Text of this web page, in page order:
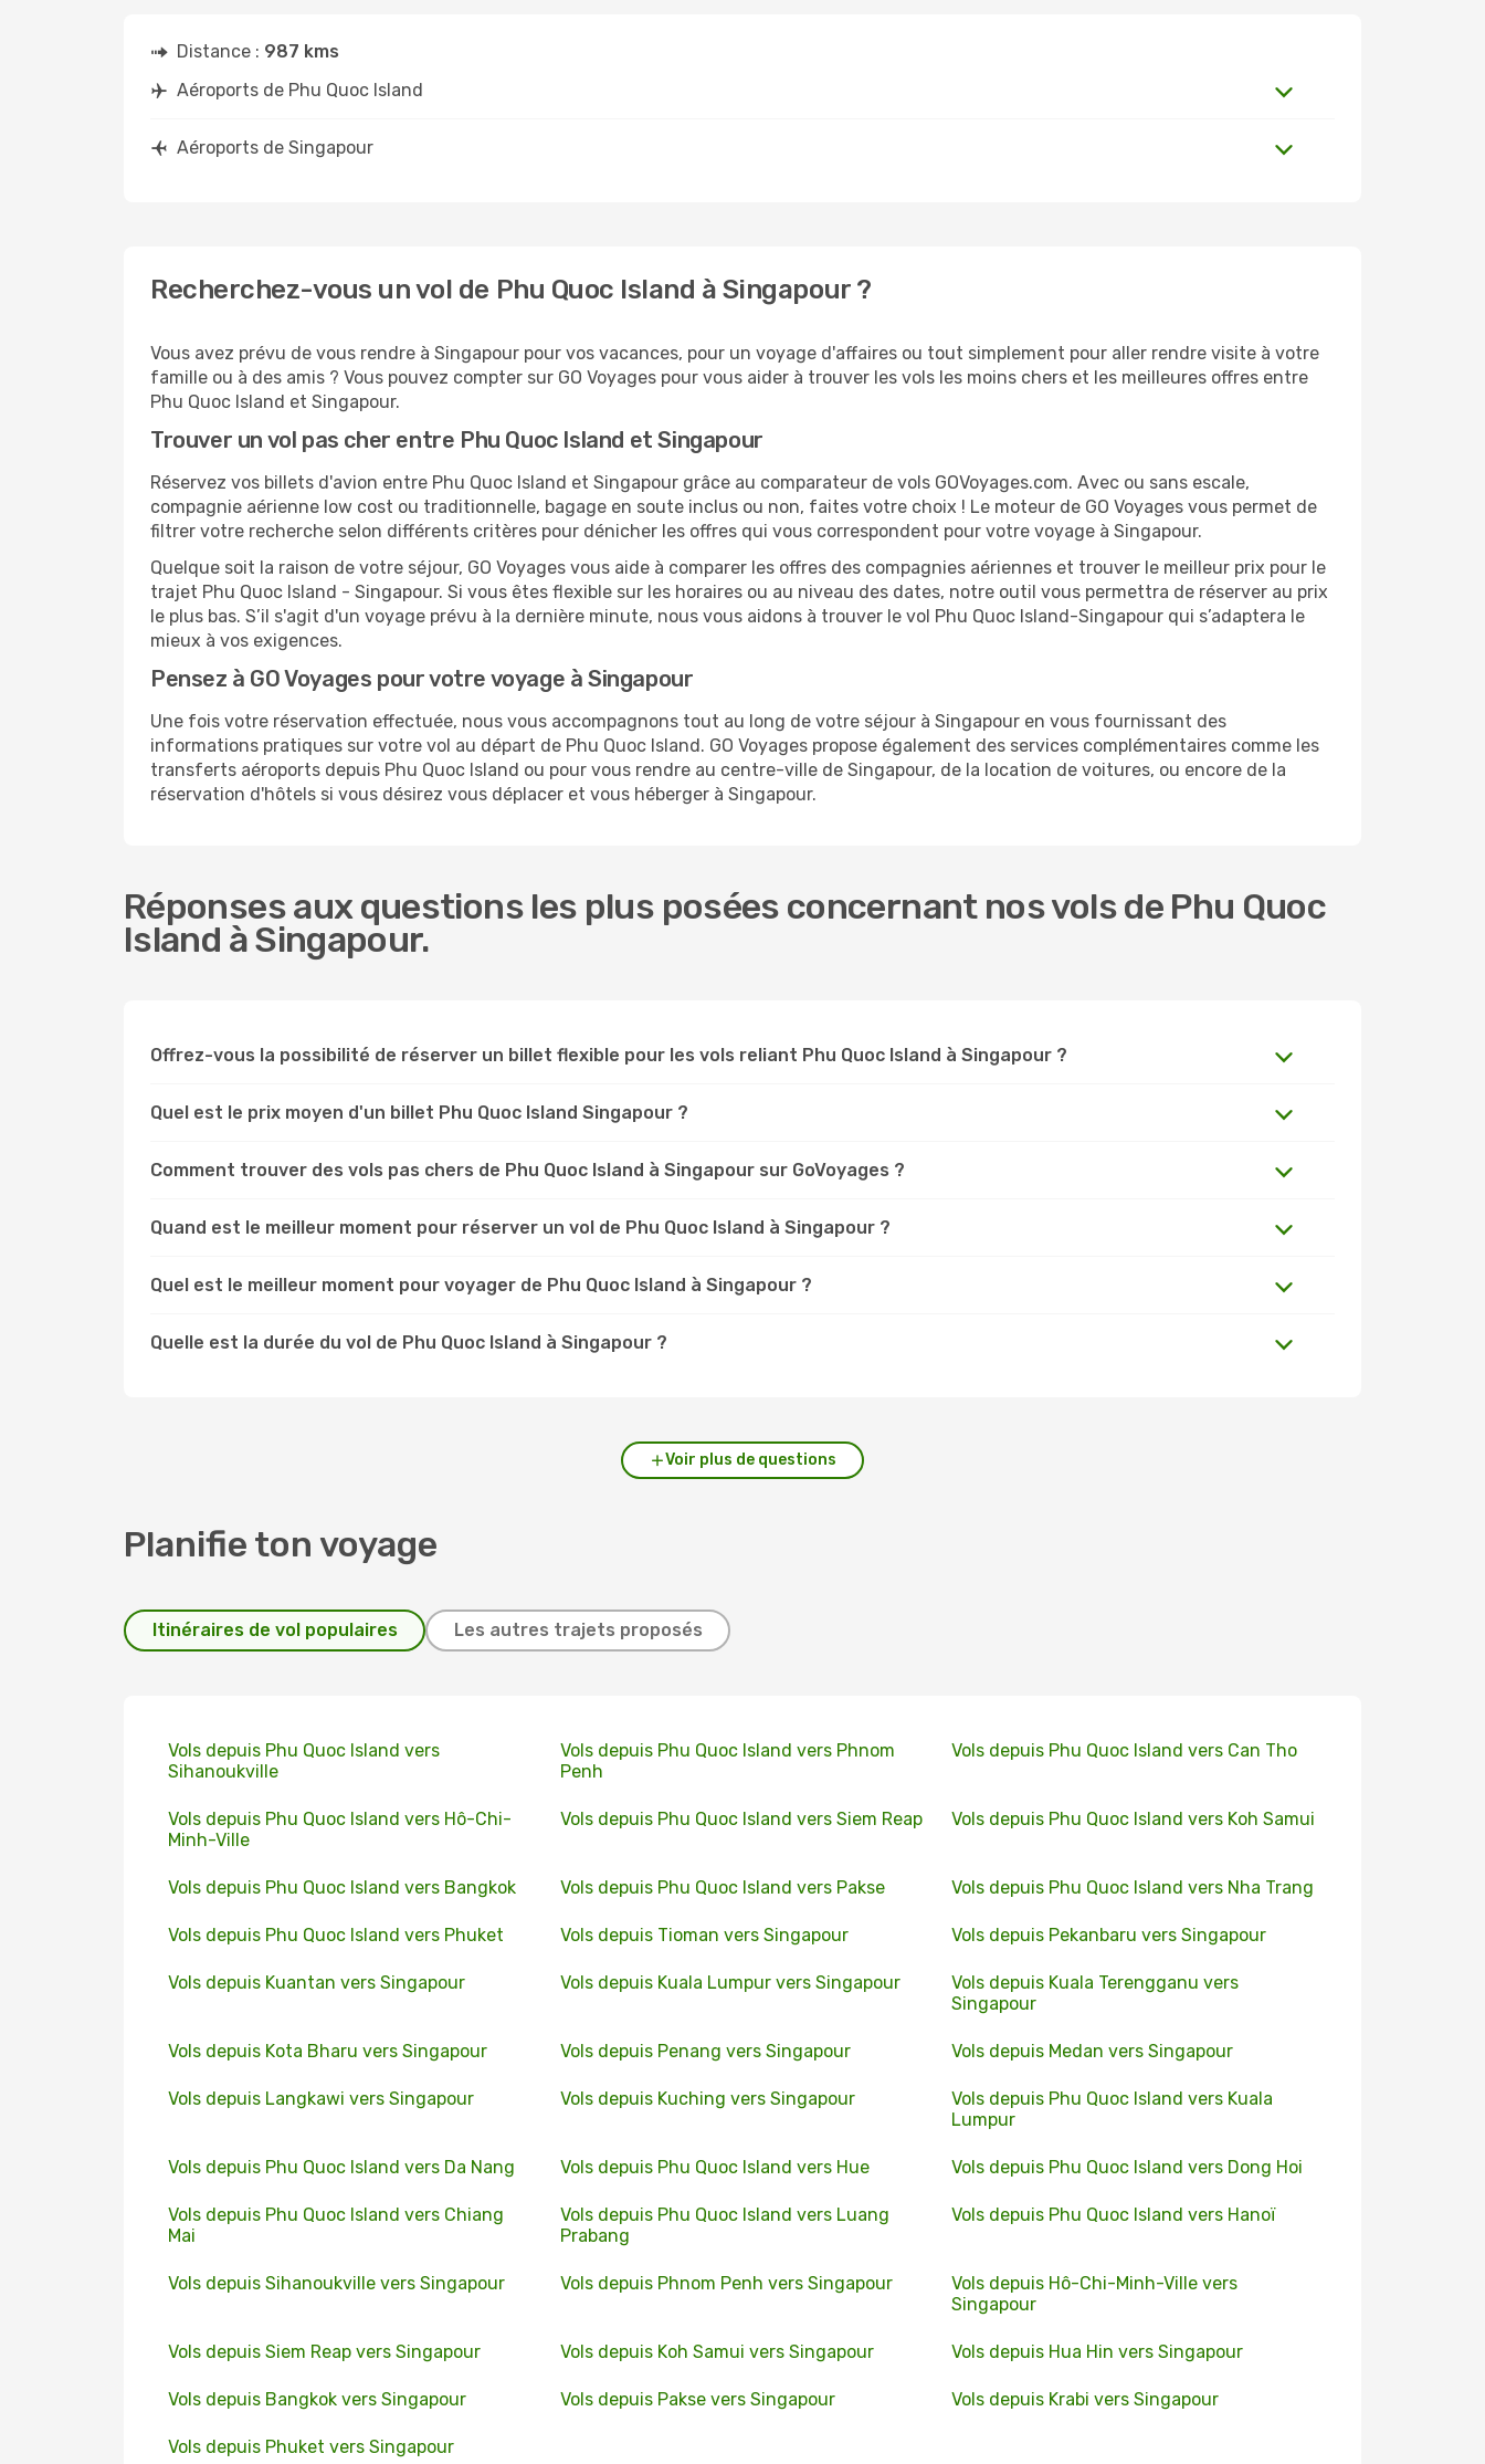
Distance : 987 kms
Aéroports de Phu Quoc Island
Aéroports de Singapour
Recherchez-vous un vol de Phu Quoc Island à Singapour ?
Vous avez prévu de vous rendre à Singapour pour vos vacances, pour un voyage d'affaires ou tout simplement pour aller rendre visite à votre
famille ou à des amis ? Vous pouvez compter sur GO Voyages pour vous aider à trouver les vols les moins chers et les meilleures offres entre
Phu Quoc Island et Singapour.
Trouver un vol pas cher entre Phu Quoc Island et Singapour
Réservez vos billets d'avion entre Phu Quoc Island et Singapour grâce au comparateur de vols GOVoyages.com. Avec ou sans escale,
compagnie aérienne low cost ou traditionnelle, bagage en soute inclus ou non, faites votre choix ! Le moteur de GO Voyages vous permet de
filtrer votre recherche selon différents critères pour dénicher les offres qui vous correspondent pour votre voyage à Singapour.
Quelque soit la raison de votre séjour, GO Voyages vous aide à comparer les offres des compagnies aériennes et trouver le meilleur prix pour le
trajet Phu Quoc Island - Singapour. Si vous êtes flexible sur les horaires ou au niveau des dates, notre outil vous permettra de réserver au prix
le plus bas. S’il s'agit d'un voyage prévu à la dernière minute, nous vous aidons à trouver le vol Phu Quoc Island-Singapour qui s’adaptera le
mieux à vos exigences.
Pensez à GO Voyages pour votre voyage à Singapour
Une fois votre réservation effectuée, nous vous accompagnons tout au long de votre séjour à Singapour en vous fournissant des
informations pratiques sur votre vol au départ de Phu Quoc Island. GO Voyages propose également des services complémentaires comme les
transferts aéroports depuis Phu Quoc Island ou pour vous rendre au centre-ville de Singapour, de la location de voitures, ou encore de la
réservation d'hôtels si vous désirez vous déplacer et vous héberger à Singapour.
Réponses aux questions les plus posées concernant nos vols de Phu Quoc
Island à Singapour.
Offrez-vous la possibilité de réserver un billet flexible pour les vols reliant Phu Quoc Island à Singapour ?
Quel est le prix moyen d'un billet Phu Quoc Island Singapour ?
Comment trouver des vols pas chers de Phu Quoc Island à Singapour sur GoVoyages ?
Quand est le meilleur moment pour réserver un vol de Phu Quoc Island à Singapour ?
Quel est le meilleur moment pour voyager de Phu Quoc Island à Singapour ?
Quelle est la durée du vol de Phu Quoc Island à Singapour ?
Voir plus de questions
Planifie ton voyage
Itinéraires de vol populaires Les autres trajets proposés
Vols depuis Phu Quoc Island vers
Sihanoukville
Vols depuis Phu Quoc Island vers Phnom
Penh
Vols depuis Phu Quoc Island vers Can Tho
Vols depuis Phu Quoc Island vers Hô-Chi-
Minh-Ville
Vols depuis Phu Quoc Island vers Siem Reap Vols depuis Phu Quoc Island vers Koh Samui
Vols depuis Phu Quoc Island vers Bangkok Vols depuis Phu Quoc Island vers Pakse Vols depuis Phu Quoc Island vers Nha Trang
Vols depuis Phu Quoc Island vers Phuket Vols depuis Tioman vers Singapour Vols depuis Pekanbaru vers Singapour
Vols depuis Kuantan vers Singapour Vols depuis Kuala Lumpur vers Singapour
Vols depuis Kuala Terengganu vers
Singapour
Vols depuis Kota Bharu vers Singapour Vols depuis Penang vers Singapour Vols depuis Medan vers Singapour
Vols depuis Langkawi vers Singapour Vols depuis Kuching vers Singapour
Vols depuis Phu Quoc Island vers Kuala
Lumpur
Vols depuis Phu Quoc Island vers Da Nang Vols depuis Phu Quoc Island vers Hue Vols depuis Phu Quoc Island vers Dong Hoi
Vols depuis Phu Quoc Island vers Chiang
Mai
Vols depuis Phu Quoc Island vers Luang
Prabang
Vols depuis Phu Quoc Island vers Hanoï
Vols depuis Sihanoukville vers Singapour Vols depuis Phnom Penh vers Singapour
Vols depuis Hô-Chi-Minh-Ville vers
Singapour
Vols depuis Siem Reap vers Singapour Vols depuis Koh Samui vers Singapour Vols depuis Hua Hin vers Singapour
Vols depuis Bangkok vers Singapour Vols depuis Pakse vers Singapour Vols depuis Krabi vers Singapour
Vols depuis Phuket vers Singapour